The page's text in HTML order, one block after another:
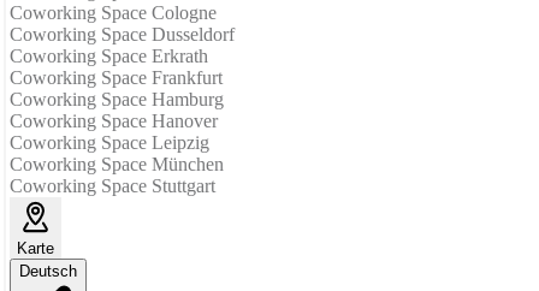
Coworking Space Cologne
Coworking Space Dusseldorf
Coworking Space Erkrath
Coworking Space Frankfurt
Coworking Space Hamburg
Coworking Space Hanover
Coworking Space Leipzig
Coworking Space München
Coworking Space Stuttgart
Karte
Deutsch